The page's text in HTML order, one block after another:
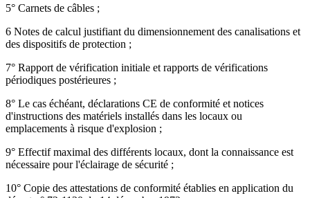
5° Carnets de câbles ;
6 Notes de calcul justifiant du dimensionnement des canalisations et
des dispositifs de protection ;
7° Rapport de vérification initiale et rapports de vérifications
périodiques postérieures ;
8° Le cas échéant, déclarations CE de conformité et notices
d'instructions des matériels installés dans les locaux ou
emplacements à risque d'explosion ;
9° Effectif maximal des différents locaux, dont la connaissance est
nécessaire pour l'éclairage de sécurité ;
10° Copie des attestations de conformité établies en application du